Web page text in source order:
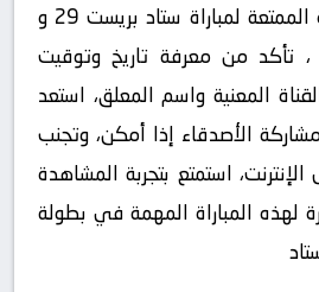
في الختام، للمشاهدة الممتعة لمباراة ستاد بريست 29 و
تأكد من معرفة تاريخ وتوقيت
المعنية واسم المعلق، استعد
الأصدقاء إذا أمكن، وتجنب
الإنترنت، استمتع بتجربة المشاهدة
لهذه المباراة المهمة في بطولة